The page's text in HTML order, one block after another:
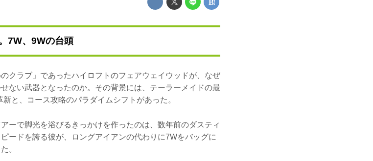
7W、9Wの台頭
クラブ」であったハイロフトのフェアウェイウッドが、なぜ
ない武器となったのか。その背景には、テーラーメイドの最
と、コース攻略のパラダイムシフトがあった。
ーで脚光を浴びるきっかけを作ったのは、数年前のダスティ
ードを誇る彼が、ロングアイアンの代わりに7Wをバッグに
。